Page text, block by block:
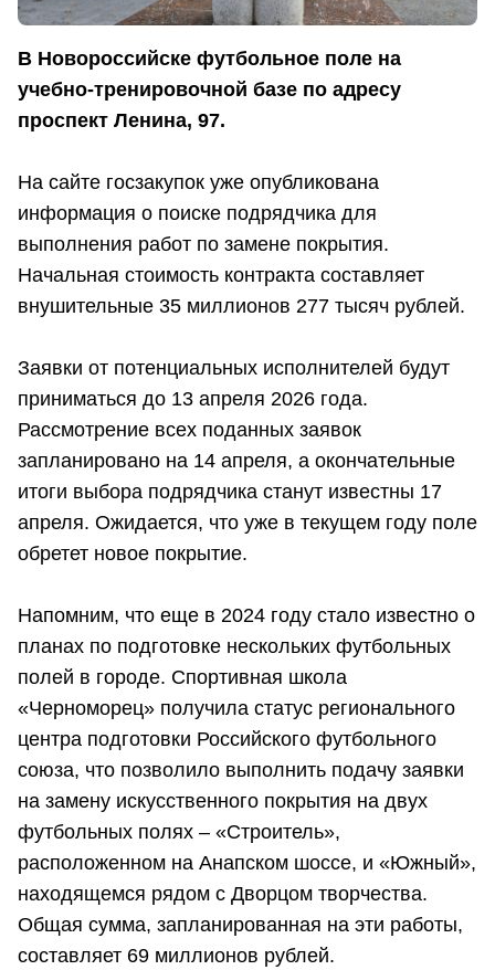
В Новороссийске футбольное поле на
учебно-тренировочной базе по адресу
проспект Ленина, 97.
На сайте госзакупок уже опубликована
информация о поиске подрядчика для
выполнения работ по замене покрытия.
Начальная стоимость контракта составляет
внушительные 35 миллионов 277 тысяч рублей.
Заявки от потенциальных исполнителей будут
приниматься до 13 апреля 2026 года.
Рассмотрение всех поданных заявок
запланировано на 14 апреля, а окончательные
итоги выбора подрядчика станут известны 17
апреля. Ожидается, что уже в текущем году поле
обретет новое покрытие.
Напомним, что еще в 2024 году стало известно о
планах по подготовке нескольких футбольных
полей в городе. Спортивная школа
«Черноморец» получила статус регионального
центра подготовки Российского футбольного
союза, что позволило выполнить подачу заявки
на замену искусственного покрытия на двух
футбольных полях – «Строитель»,
расположенном на Анапском шоссе, и «Южный»,
находящемся рядом с Дворцом творчества.
Общая сумма, запланированная на эти работы,
составляет 69 миллионов рублей.